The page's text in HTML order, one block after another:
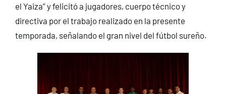
el Yaiza” y felicitó a jugadores, cuerpo técnico y
directiva por el trabajo realizado en la presente
temporada, señalando el gran nivel del fútbol sureño.